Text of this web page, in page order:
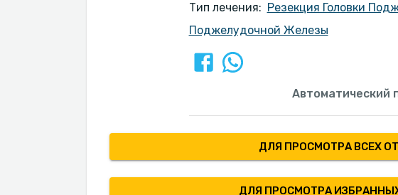
Тип лечения: Резекция Головки
Поджелудочной Железы
Автоматический
ДЛЯ ПРОСМОТРА ВСЕХ
ДЛЯ ПРОСМОТРА